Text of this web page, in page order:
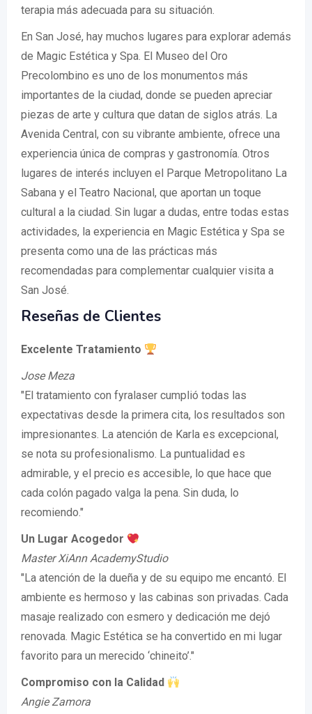
terapia más adecuada para su situación.
En San José, hay muchos lugares para explorar además
de Magic Estética y Spa. El Museo del Oro
Precolombino es uno de los monumentos más
importantes de la ciudad, donde se pueden apreciar
piezas de arte y cultura que datan de siglos atrás. La
Avenida Central, con su vibrante ambiente, ofrece una
experiencia única de compras y gastronomía. Otros
lugares de interés incluyen el Parque Metropolitano La
Sabana y el Teatro Nacional, que aportan un toque
cultural a la ciudad. Sin lugar a dudas, entre todas estas
actividades, la experiencia en Magic Estética y Spa se
presenta como una de las prácticas más
recomendadas para complementar cualquier visita a
San José.
Reseñas de Clientes
Excelente Tratamiento
Jose Meza
"El tratamiento con fyralaser cumplió todas las
expectativas desde la primera cita, los resultados son
impresionantes. La atención de Karla es excepcional,
se nota su profesionalismo. La puntualidad es
admirable, y el precio es accesible, lo que hace que
cada colón pagado valga la pena. Sin duda, lo
recomiendo."
Un Lugar Acogedor
Master XiAnn AcademyStudio
"La atención de la dueña y de su equipo me encantó. El
ambiente es hermoso y las cabinas son privadas. Cada
masaje realizado con esmero y dedicación me dejó
renovada. Magic Estética se ha convertido en mi lugar
favorito para un merecido ‘chineito’."
Compromiso con la Calidad
Angie Zamora